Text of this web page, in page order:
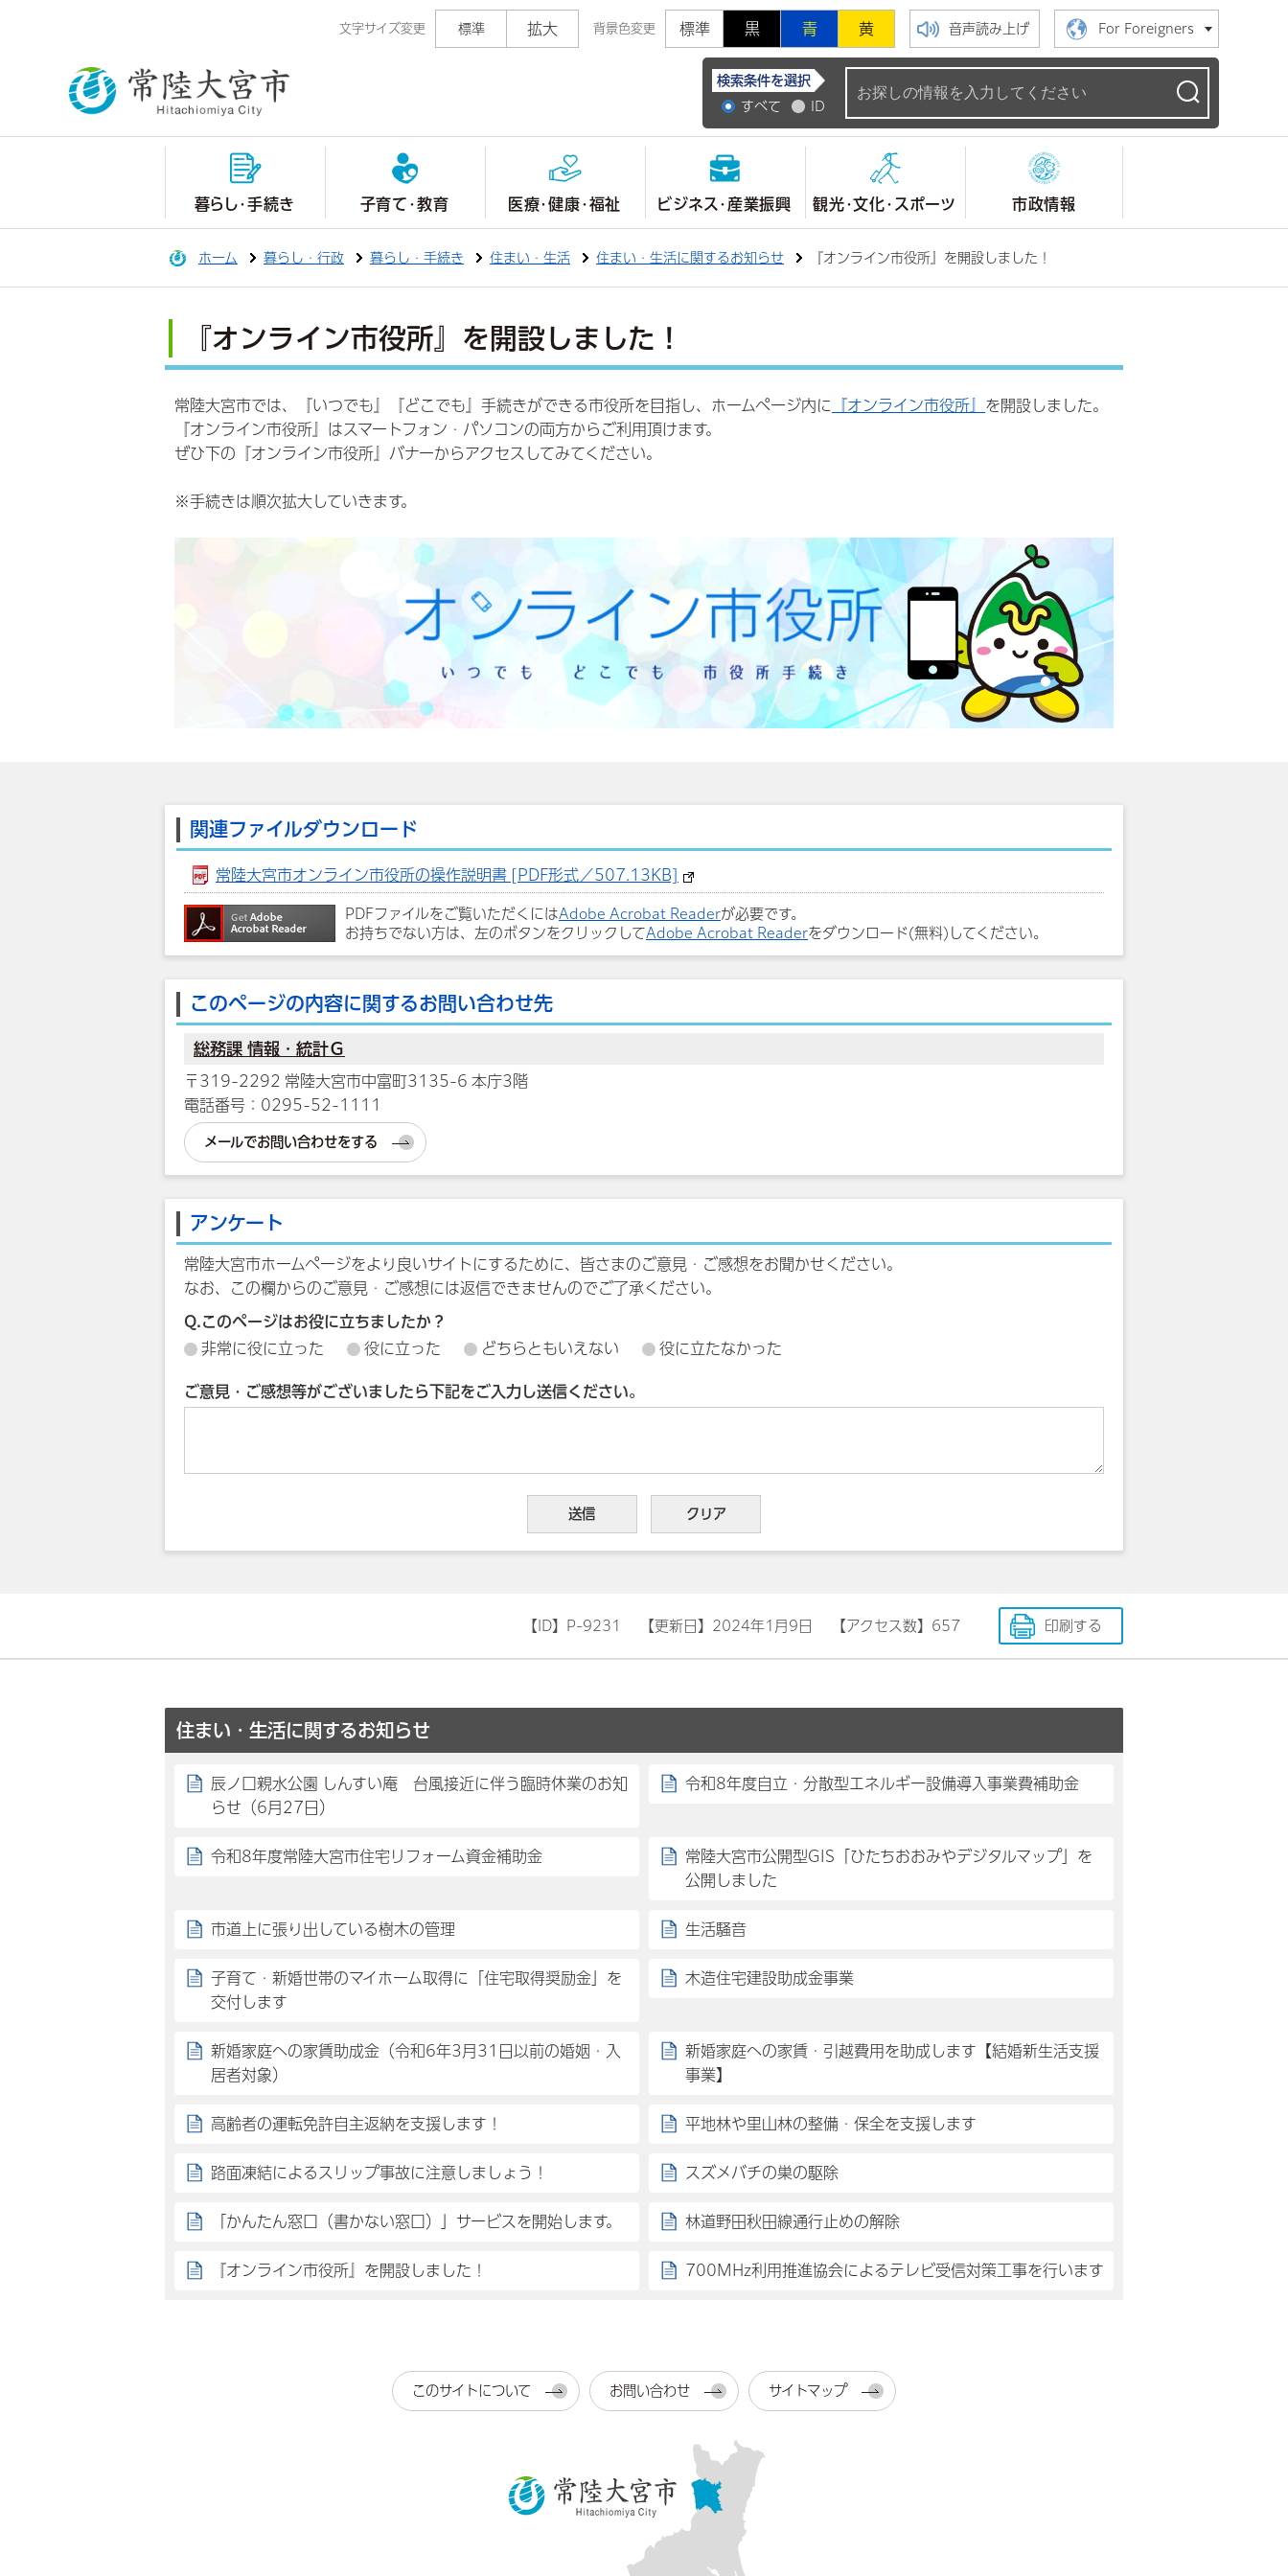
文字サイズ変更 標準 拡大 背景色変更 標準 黒 青 黄 音声読み上げ For Foreigners
常陸大宮市公式ホームページ
検索条件を選択
すべて
ID
暮らし・手続き 子育て・教育 医療・健康・福祉 ビジネス・産業振興 観光・文化・スポーツ 市政情報
ホーム 暮らし・行政 暮らし・手続き 住まい・生活 住まい・生活に関するお知らせ 『オンライン市役所』を開設しました！
『オンライン市役所』を開設しました！
常陸大宮市では、『いつでも』『どこでも』手続きができる市役所を目指し、ホームページ内に 『オンライン市役所』 を開設しました。
『オンライン市役所』はスマートフォン・パソコンの両方からご利用頂けます。
ぜひ下の『オンライン市役所』バナーからアクセスしてみてください。
※手続きは順次拡大していきます。
関連ファイルダウンロード
常陸大宮市オンライン市役所の操作説明書 [PDF形式／507.13KB]
PDFファイルをご覧いただくにはAdobe Acrobat Readerが必要です。
お持ちでない方は、左のボタンをクリックしてAdobe Acrobat Readerをダウンロード(無料)してください。
このページの内容に関するお問い合わせ先
総務課 情報・統計Ｇ
〒319-2292 常陸大宮市中富町3135-6 本庁3階
電話番号：0295-52-1111
メールでお問い合わせをする
アンケート
常陸大宮市ホームページをより良いサイトにするために、皆さまのご意見・ご感想をお聞かせください。
なお、この欄からのご意見・ご感想には返信できませんのでご了承ください。
Q.このページはお役に立ちましたか？
非常に役に立った
役に立った どちらともいえない 役に立たなかった
ご意見・ご感想等がございましたら下記をご入力し送信ください。
【ID】 P-9231 【更新日】 2024年1月9日 【アクセス数】 657 印刷する
住まい・生活に関するお知らせ
辰ノ口親水公園 しんすい庵 台風接近に伴う臨時休業のお知
らせ（6月27日）
令和8年度自立・分散型エネルギー設備導入事業費補助金
令和8年度常陸大宮市住宅リフォーム資金補助金
常陸大宮市公開型GIS「ひたちおおみやデジタルマップ」を
公開しました
市道上に張り出している樹木の管理 生活騒音
子育て・新婚世帯のマイホーム取得に「住宅取得奨励金」を
交付します
木造住宅建設助成金事業
新婚家庭への家賃助成金（令和6年3月31日以前の婚姻・入
居者対象）
新婚家庭への家賃・引越費用を助成します【結婚新生活支援
事業】
高齢者の運転免許自主返納を支援します！ 平地林や里山林の整備・保全を支援します
路面凍結によるスリップ事故に注意しましょう！ スズメバチの巣の駆除
「かんたん窓口（書かない窓口）」サービスを開始します。 林道野田秋田線通行止めの解除
『オンライン市役所』を開設しました！ 700MHz利用推進協会によるテレビ受信対策工事を行います
このサイトについて お問い合わせ サイトマップ